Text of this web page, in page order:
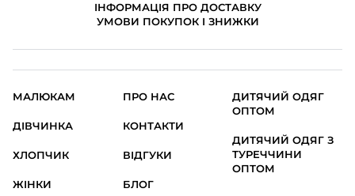
ІНФОРМАЦІЯ ПРО ДОСТАВКУ
УМОВИ ПОКУПОК І ЗНИЖКИ
МАЛЮКАМ
ДІВЧИНКА
ХЛОПЧИК
ЖІНКИ
ПРО НАС
КОНТАКТИ
ВІДГУКИ
БЛОГ
ДИТЯЧИЙ ОДЯГ
ОПТОМ
ДИТЯЧИЙ ОДЯГ З
ТУРЕЧЧИНИ
ОПТОМ